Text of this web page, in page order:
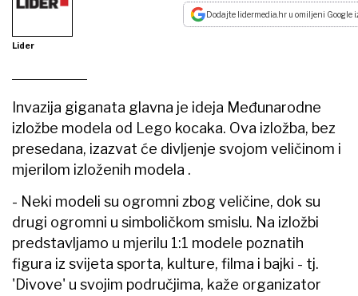
Lider
Dodajte lidermedia.hr u omiljeni Google
Invazija giganata glavna je ideja Međunarodne
izložbe modela od Lego kocaka. Ova izložba, bez
presedana, izazvat će divljenje svojom veličinom i
mjerilom izloženih modela .
- Neki modeli su ogromni zbog veličine, dok su
drugi ogromni u simboličkom smislu. Na izložbi
predstavljamo u mjerilu 1:1 modele poznatih
figura iz svijeta sporta, kulture, filma i bajki - tj.
'Divove' u svojim područjima, kaže organizator